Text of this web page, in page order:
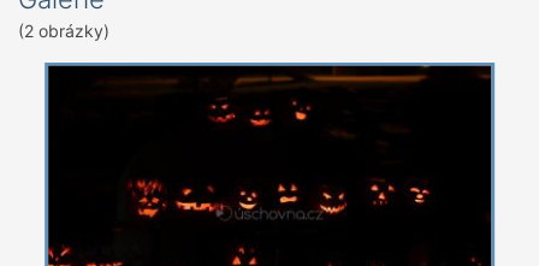
(2 obrázky)